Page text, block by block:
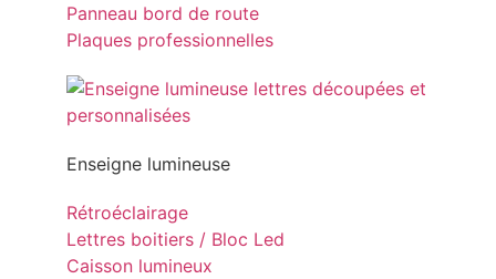
Panneau bord de route
Plaques professionnelles
Enseigne lumineuse
Rétroéclairage
Lettres boitiers / Bloc Led
Caisson lumineux